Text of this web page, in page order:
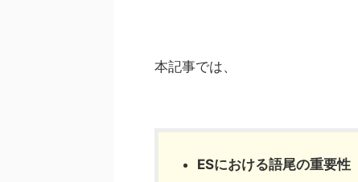
本記事では、
ESにおける語尾の重要性